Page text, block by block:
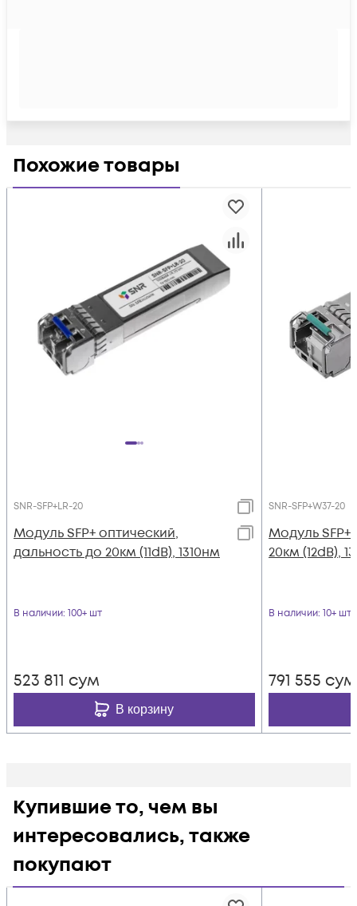
Похожие товары
SNR-SFP+LR-20
Модуль SFP+ оптический,
дальность до 20км (11dB), 1310нм
В наличии: 100+ шт
523 811 сум
В корзину
SNR-SFP+W37-20
Модуль SFP+
20км (12dB),
В наличии: 10+ шт
791 555 сум
Купившие то, чем вы
интересовались, также
покупают